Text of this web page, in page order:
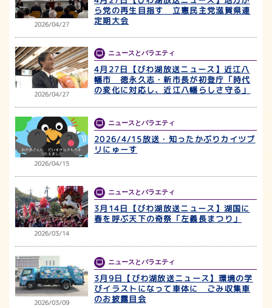
2026/04/27
ら党の再生目指す 立憲民主党滋賀県連
定期大会
2026/04/27
ニュースとバラエティ
4月27日【びわ湖放送ニュース】近江八
幡市 徳永久志・新市長が初登庁「時代
の変化に対応し、近江八幡らしさ守る」
2026/04/15
ニュースとバラエティ
2026/4/15放送・知ったかぶりカイツブ
リにゅーす
2026/03/14
ニュースとバラエティ
3月14日【びわ湖放送ニュース】湖国に
春を呼ぶ天下の奇祭「左義長まつり」
2026/03/09
ニュースとバラエティ
3月9日【びわ湖放送ニュース】環境の学
びイラストになって車体に ごみ収集車
のお披露目会